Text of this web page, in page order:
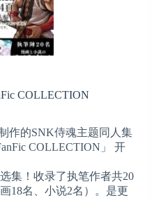
COLLECTION
作的SNK侍魂主题同人集
COLLECTION」 开
集！收录了执笔作者共20
18名、小说2名）。是更